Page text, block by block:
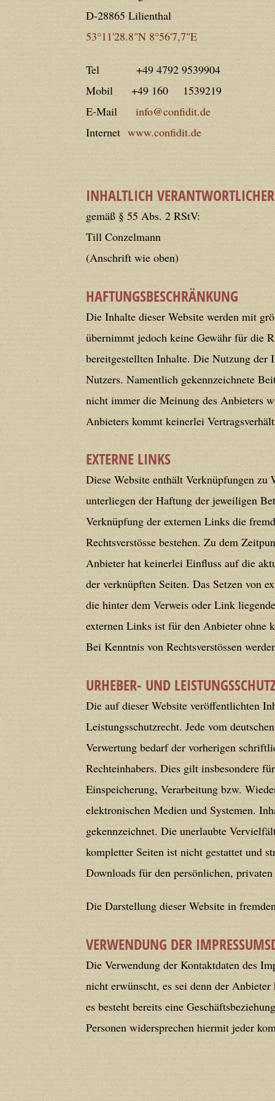
Deprecated: Creation of dynamic
deprecated in /home/users/confidit/
line179
Deprecated: Creation of dynamic
in/home/users/confidit/www/cms/
Deprecated : Creation of dynamic
deprecated in/home/users/confidit/
line210
Deprecated: Creation of dynamic
deprecated in/home/users/confidit/
line 212
Deprecated: Creation of dynamic
deprecated in/home/users/confidit/
line213
Deprecated : Creation of dynamic
/home/users/confidit/www/cms/
Deprecated: Creation of dynamic
in/home/users/confidit/www/cms/
Deprecated: Creation of dynamic
deprecated in/home/users/confidit/
line179
Deprecated: Creation of dynamic
in/home/users/confidit/www/cms/
Deprecated: Creation of dynamic
deprecated in/home/users/confidit/
line210
Deprecated: Creation of dynamic
deprecated in/home/users/confidit/
line212
Deprecated: Creation of dynamic
deprecated in/home/users/confidit/
line213
Deprecated: Creation of dynamic
/home/users/confidit/www/cms/
Deprecated: Creation of dynamic
deprecated in/home/users/confidit/
line507
Deprecated: Creation of dynamic
D-28865 Lilienthal
53°11'28.8"N 8°56'7,7"E
Tel +49 4792 9539904
Mobil +49 160 1539219
E-Mailinfo@confidit.de
Internetwww.confidit.de
INHALTLICH VERANTWORTLICHER
gemäß § 55 Abs. 2 RStV:
Till Conzelmann
(Anschrift wie oben)
HAFTUNGSBESCHRÄNKUNG
Die Inhalte dieser Website werden mit
übernimmt jedoch keine Gewähr für die
bereitgestellten Inhalte. Die Nutzung der
Nutzers. Namentlich gekennzeichnete
nicht immer die Meinung des Anbieters
Anbieters kommt keinerlei
EXTERNE LINKS
Diese Website enthält Verknüpfungen
unterliegen der Haftung der jeweiligen
Verknüpfung der externen Links die
Rechtsverstösse bestehen. Zu dem
Anbieter hat keinerlei Einfluss auf die
der verknüpften Seiten. Das Setzen von
die hinter dem Verweis oder Link
externen Links ist für den Anbieter ohne
Bei Kenntnis von Rechtsverstössen
URHEBER- UND
Die auf dieser Website veröffentlichten
Leistungsschutzrecht. Jede vom
Verwertung bedarf der vorherigen
Rechteinhabers. Dies gilt insbesondere
Einspeicherung, Verarbeitung bzw.
elektronischen Medien und Systemen.
gekennzeichnet. Die unerlaubte
kompletter Seiten ist nicht gestattet und
Downloads für den persönlichen,
Die Darstellung dieser Website in
VERWENDUNG DER
Die Verwendung der Kontaktdaten des
nicht erwünscht, es sei denn der
es besteht bereits eine
Personen widersprechen hiermit jeder